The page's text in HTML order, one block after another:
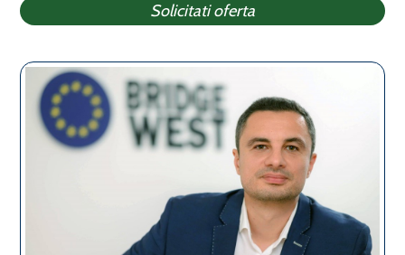
Solicitati oferta